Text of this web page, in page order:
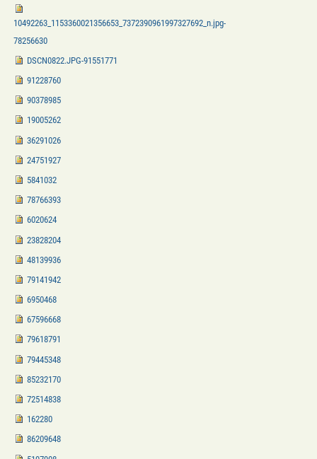
10492263_1153360021356653_7372390961997327692_n.jpg-
78256630
DSCN0822.JPG-91551771
91228760
90378985
19005262
36291026
24751927
5841032
78766393
6020624
23828204
48139936
79141942
6950468
67596668
79618791
79445348
85232170
72514838
162280
86209648